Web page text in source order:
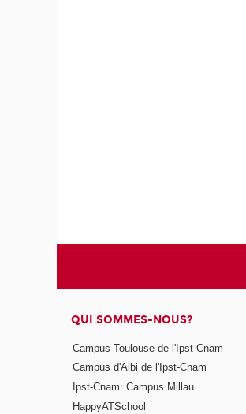
QUI SOMMES-NOUS?
Campus Toulouse de l'Ipst-Cnam
Campus d'Albi de l'Ipst-Cnam
Ipst-Cnam: Campus Millau
HappyATSchool